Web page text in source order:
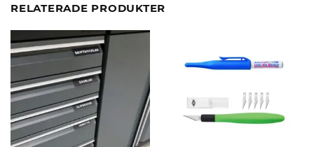
RELATERADE PRODUKTER